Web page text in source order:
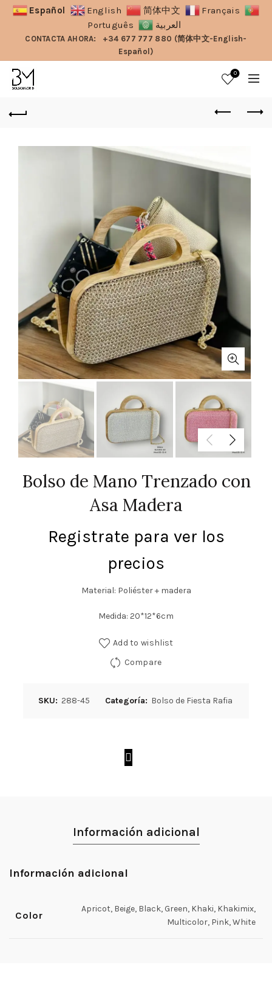
Español English 简体中文
Français
Português
العربية
CONTACTA AHORA:
+34 677 777 880 (简体中文-English-
Español)
0
Bolso de Mano Trenzado con
Asa Madera
Registrate para ver los
precios
Material: Poliéster + madera
Medida: 20*12*6cm
Add to wishlist
Compare
SKU: 288-45 Categoría: Bolso de Fiesta Rafia
Información adicional
Información adicional
Color
Apricot, Beige, Black, Green, Khaki, Khakimix,
Multicolor, Pink, White